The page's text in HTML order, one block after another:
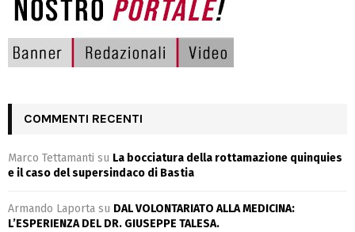
COMMENTI RECENTI
Marco Tettamanti su La bocciatura della rottamazione quinquies
e il caso del supersindaco di Bastia
Armando Laporta su DAL VOLONTARIATO ALLA MEDICINA:
L’ESPERIENZA DEL DR. GIUSEPPE TALESA.